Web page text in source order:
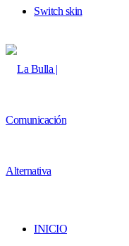
Switch skin
INICIO